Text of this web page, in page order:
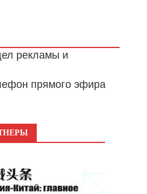
рекламы и
прямого эфира